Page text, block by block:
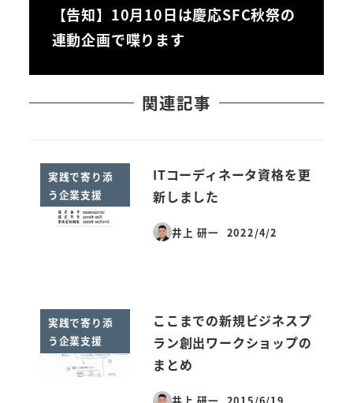
【告知】10月10日は慶応SFC秋祭の
連動企画で喋ります
関連記事
実践で寄り添
う企業支援
ITコーディネータ資格を更
新しました
井上 研一
投稿日
2022/4/2
実践で寄り添
う企業支援
ここまでの新規ビジネスプ
ラン創出ワークショップの
まとめ